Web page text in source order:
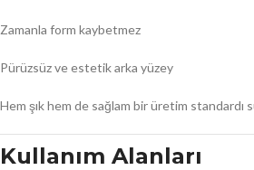
Zamanla form kaybetmez
Pürüzsüz ve estetik arka yüzey
Hem şık hem de sağlam bir üretim standardı
Kullanım Alanları